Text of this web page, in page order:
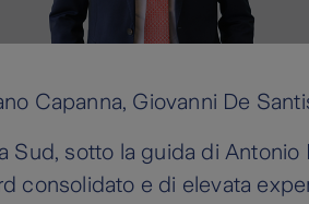
Capanna, Giovanni De
Sud, sotto la guida di
consolidato e di elevata